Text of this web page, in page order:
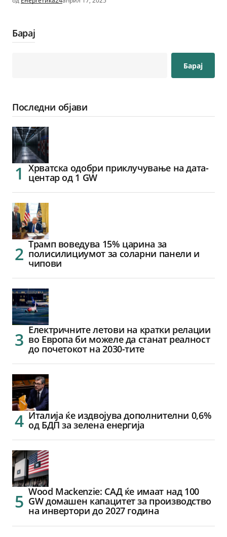
Барај
Барај
Последни објави
Хрватска одобри приклучување на дата-
центар од 1 GW
Трамп воведува 15% царина за
полисилициумот за соларни панели и
чипови
Електричните летови на кратки релации
во Европа би можеле да станат реалност
до почетокот на 2030-тите
Италија ќе издвојува дополнителни 0,6%
од БДП за зелена енергија
Wood Mackenzie: САД ќе имаат над 100
GW домашен капацитет за производство
на инвертори до 2027 година